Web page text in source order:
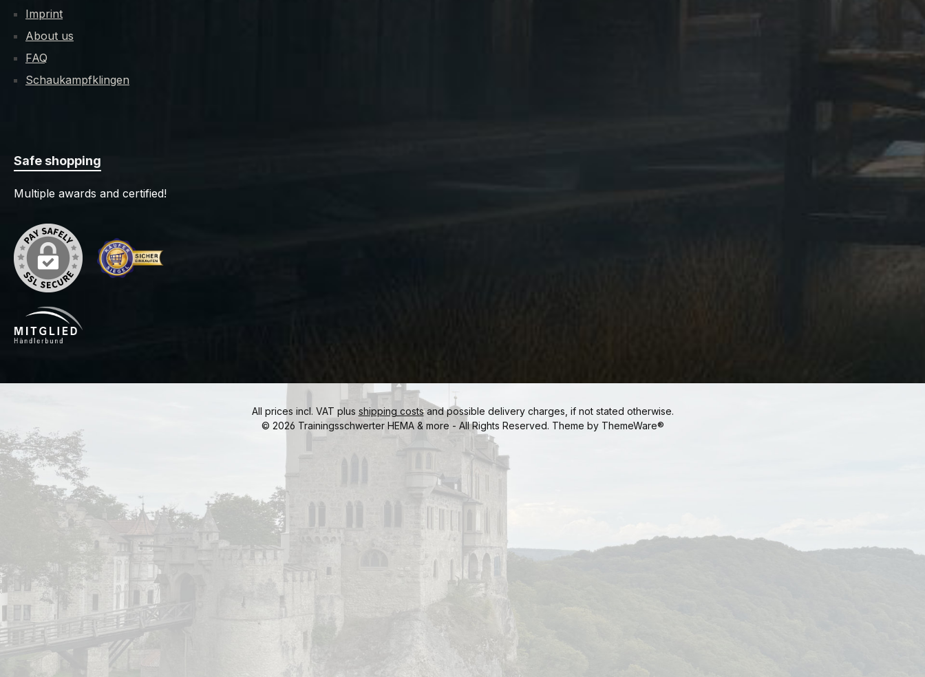
Imprint
About us
FAQ
Schaukampfklingen
Safe shopping
Multiple awards and certified!
All prices incl. VAT plus shipping costsand possible delivery charges, if not stated otherwise.
© 2026 Trainingsschwerter HEMA & more - All Rights Reserved. Theme by ThemeWare®